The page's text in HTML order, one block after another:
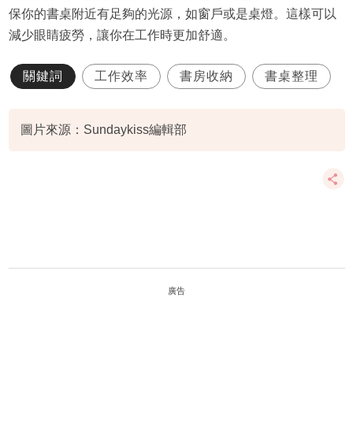
保你的書桌附近有足夠的光源，如窗戶或是桌燈。這樣可以
減少眼睛疲勞，讓你在工作時更加舒適。
關鍵詞 工作效率 書房收納 書桌整理
圖片來源：Sundaykiss編輯部
廣告